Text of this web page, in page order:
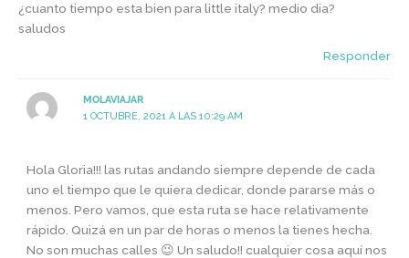
¿cuanto tiempo esta bien para little italy? medio dia?
saludos
Responder
MOLAVIAJAR
1 OCTUBRE, 2021 A LAS 10:29 AM
Hola Gloria!!! las rutas andando siempre depende de cada
uno el tiempo que le quiera dedicar, donde pararse más o
menos. Pero vamos, que esta ruta se hace relativamente
rápido. Quizá en un par de horas o menos la tienes hecha.
No son muchas calles 😉 Un saludo!! cualquier cosa aquí nos